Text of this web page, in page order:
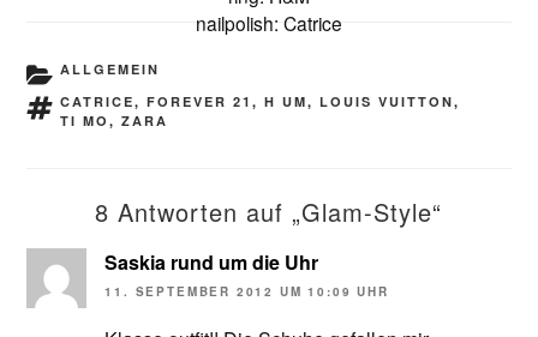
nailpolish: Catrice
KATEGORIEN
ALLGEMEIN
SCHLAGWÖRTER
CATRICE, FOREVER 21 , H UM, LOUIS VUITTON,
TI MO , ZARA
8 Antworten auf „Glam-Style“
Saskia rund um die Uhr
11. SEPTEMBER 2012 UM 10:09 UHR